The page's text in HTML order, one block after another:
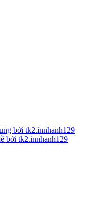
bởi tk2.innhanh129
bởi tk2.innhanh129